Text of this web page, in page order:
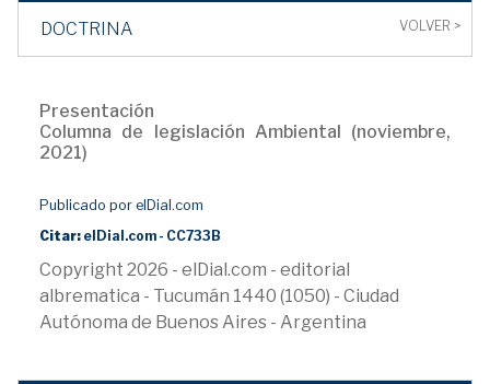
DOCTRINA VOLVER >
Presentación
Columna de legislación Ambiental (noviembre,
2021)
Publicado por elDial.com
Citar: elDial.com - CC733B
Copyright 2026 - elDial.com - editorial
albrematica - Tucumán 1440 (1050) - Ciudad
Autónoma de Buenos Aires - Argentina